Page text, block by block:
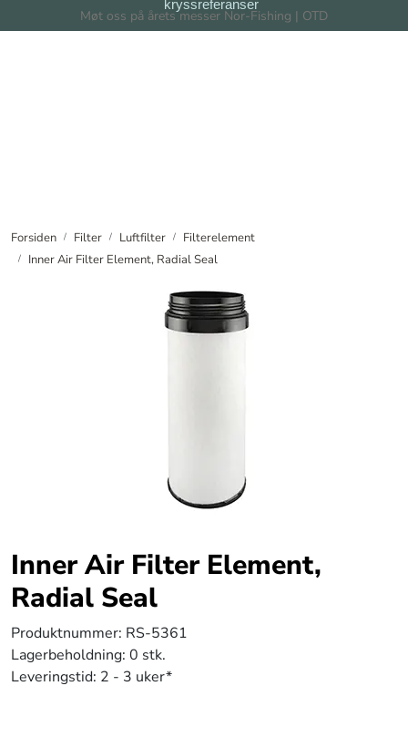
Skip to main contentMøt oss på årets messer Nor-Fishing | OTD
kryssreferanser
Forsiden Filter Luftfilter
Filterelement
Inner Air Filter Element, Radial Seal
Inner Air Filter Element,
Radial Seal
Produktnummer: RS-5361
Lagerbeholdning: 0 stk.
Leveringstid: 2 - 3 uker*